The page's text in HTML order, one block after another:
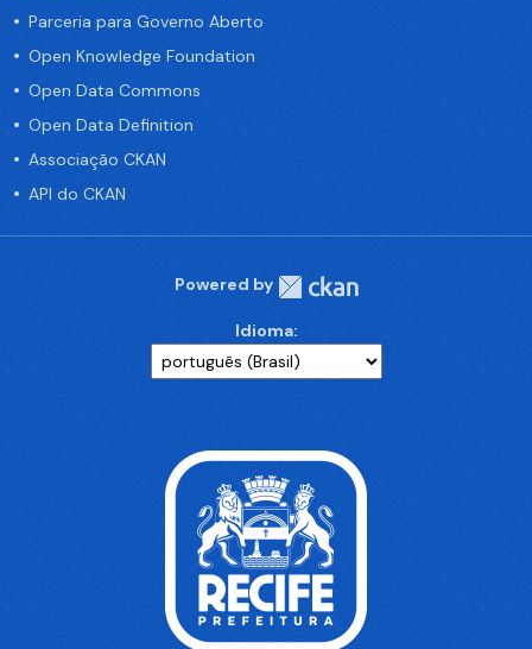
Parceria para Governo Aberto
Open Knowledge Foundation
Open Data Commons
Open Data Definition
Associação CKAN
API do CKAN
Powered by
Idioma